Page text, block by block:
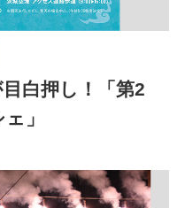
白押し！「第2
」